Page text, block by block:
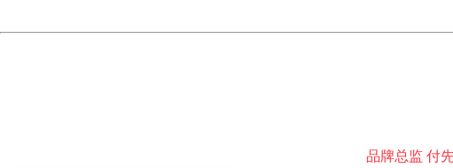
品牌总监 付